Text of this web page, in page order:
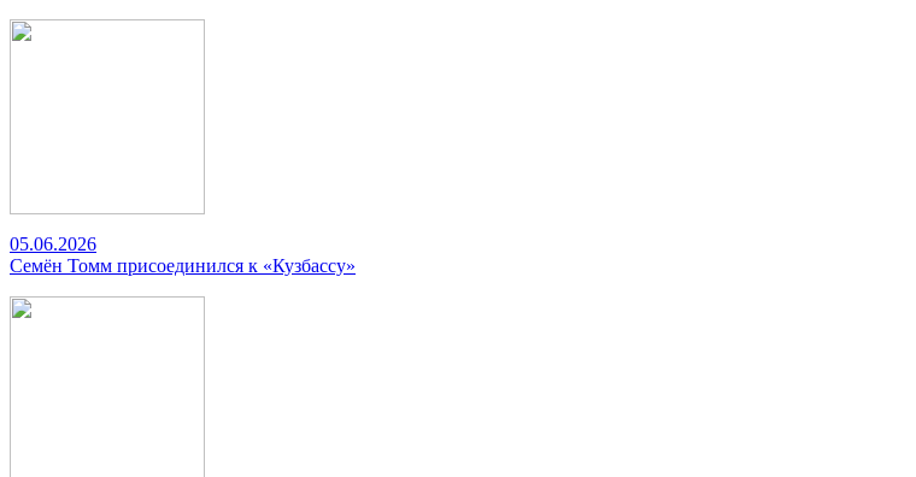
05.06.2026
Семён Томм присоединился к «Кузбассу»